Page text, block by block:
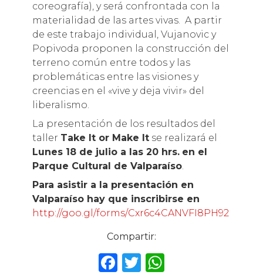
coreografía), y será confrontada con la
materialidad de las artes vivas. A partir
de este trabajo individual, Vujanovic y
Popivoda proponen la construcción del
terreno común entre todos y las
problemáticas entre las visiones y
creencias en el «vive y deja vivir» del
liberalismo.
La presentación de los resultados del
taller Take It or Make Itse realizará el
Lunes 18 de julio a las 20 hrs. en el
Parque Cultural de Valparaíso.
Para asistir a la presentación en
Valparaíso hay que inscribirse en
http://goo.gl/forms/Cxr6c4CANVFI8PH92
Compartir:
F T W